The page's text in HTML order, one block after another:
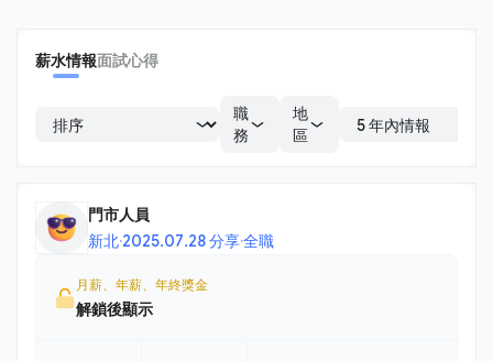
薪水情報面試心得
職
務
地
區
門市人員
新北·2025.07.28 分享·全職
月薪、年薪、年終獎金
解鎖後顯示